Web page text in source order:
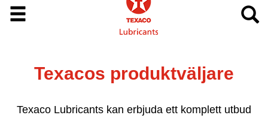
Texacos produktväljare
Texaco Lubricants kan erbjuda ett komplett utbud